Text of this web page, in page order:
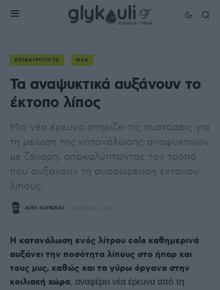
ΕΠΙΚΑΙΡΌΤΗΤΑ ΝΈΑ
Τα αναψυκτικά αυξάνουν το
έκτοπο λίπος
Μια νέα έρευνα στηρίζει τις συστάσεις για
τη μείωση της κατανάλωσης αναψυκτικών
με ζάχαρη, αποκαλύπτωντας τον τρόπο
που αυξάνουν τη συσσώρευση έκτοπου
λίπους.
ΑΠΌ GLYKOULI 16 ΙΟΥΛΊΟΥ, 2014
Η κατανάλωση ενός λίτρου cola καθημερινά
αυξάνει την ποσότητα λίπους στο ήπαρ και
τους μυς, καθώς και τα γύρω όργανα στην
κοιλιακή χώρα, αναφέρει νέα έρευνα από τη